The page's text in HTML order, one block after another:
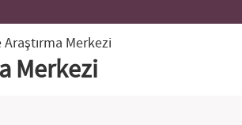
Merkezi
Merkezi